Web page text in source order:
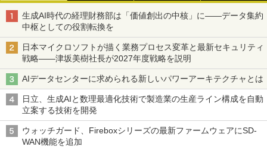
生成AI時代の経理財務部は「価値創出の中核」に――データ集約
中枢としての役割転換を
日本マイクロソフトが描く業務プロセス変革と最新セキュリティ
戦略――津坂美樹社長が2027年度戦略を説明
AIデータセンターに求められる新しいパワーアーキテクチャとは
日立、生成AIと数理最適化技術で製造業の生産ライン構成を自動
立案する技術を開発
ウォッチガード、Fireboxシリーズの最新ファームウェアにSD-
WAN機能を追加